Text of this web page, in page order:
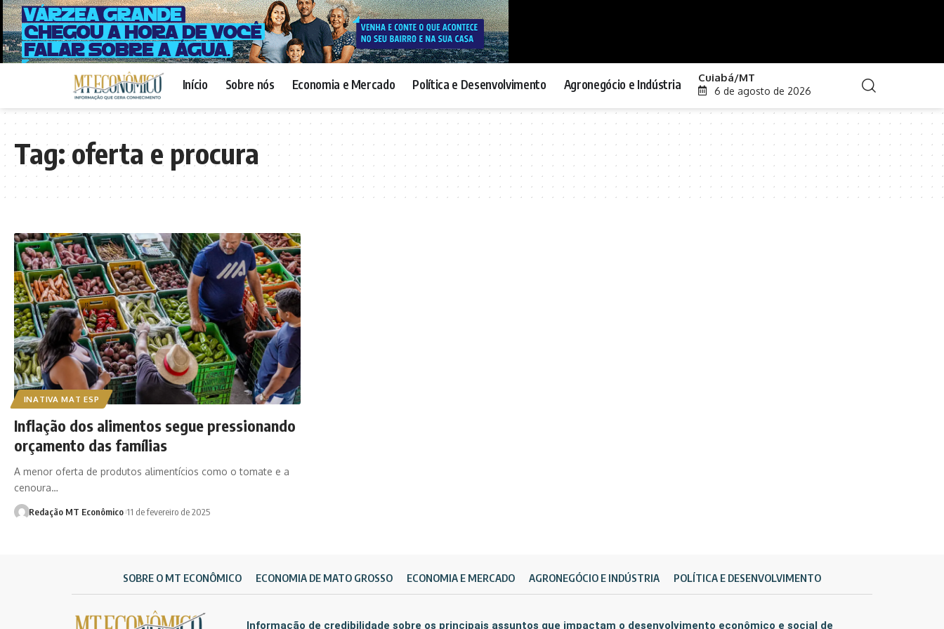
Início Sobre nós Economia e Mercado Política e Desenvolvimento Agronegócio e Indústria Cuiabá/MT
6 de agosto de 2026
Tag:oferta e procura
INATIVA MAT ESP
Inflação dos alimentos segue pressionando
orçamento das famílias
A menor oferta de produtos alimentícios como o tomate e a
cenoura…
Redação MT Econômico 11 de fevereiro de 2025
SOBRE O MT ECONÔMICO ECONOMIA DE MATO GROSSO ECONOMIA E MERCADO AGRONEGÓCIO E INDÚSTRIA POLÍTICA E DESENVOLVIMENTO
Informação de credibilidade sobre os principais assuntos que impactam o desenvolvimento econômico e social de